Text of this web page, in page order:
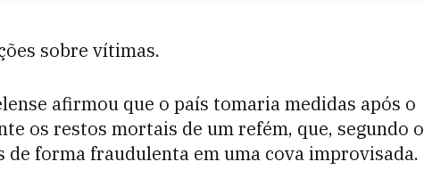
sobre vítimas.
afirmou que o país tomaria medidas após o
os restos mortais de um refém, que, segundo o
forma fraudulenta em uma cova improvisada.